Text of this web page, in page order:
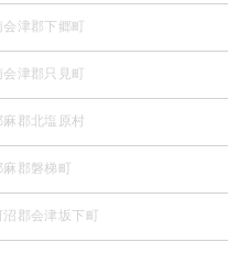
会津郡下郷町
会津郡只見町
麻郡北塩原村
麻郡磐梯町
沼郡会津坂下町